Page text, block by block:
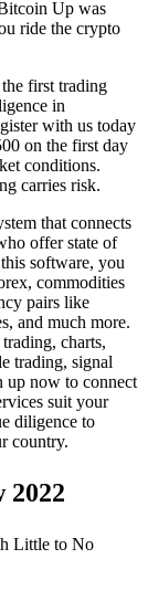
Up was
ride the crypto
first trading
in
with us today
on the first day
conditions.
carries risk.
that connects
offer state of
software, you
commodities
pairs like
and much more.
charts,
trading, signal
up now to connect
suit your
diligence to
country.
2022
Little to No